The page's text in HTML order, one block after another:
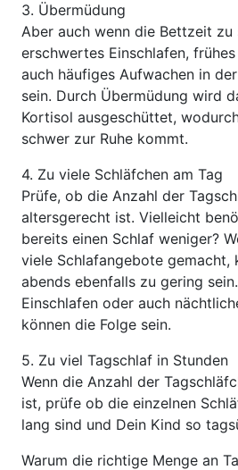
3. Übermüdung
Aber auch wenn die Bettzeit zu
erschwertes Einschlafen,
auch häufiges Aufwachen in
sein. Durch Übermüdung wird
Kortisol ausgeschüttet,
schwer zur Ruhe kommt.
4. Zu viele Schläfchen am Tag
Prüfe, ob die Anzahl der
altersgerecht ist. Vielleicht
bereits einen Schlaf weniger?
viele Schlafangebote gemacht,
abends ebenfalls zu gering
Einschlafen oder auch
können die Folge sein.
5. Zu viel Tagschlaf in Stunden
Wenn die Anzahl der
ist, prüfe ob die einzelnen
lang sind und Dein Kind so
Warum die richtige Menge an